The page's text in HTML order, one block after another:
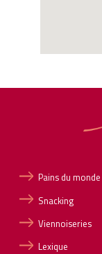
Pains du monde
Snacking
Viennoiseries
Lexique